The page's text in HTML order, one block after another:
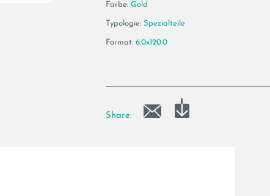
Farbe: Gold
Typologie: Spezialteile
Format: 6.0x120.0
Share: